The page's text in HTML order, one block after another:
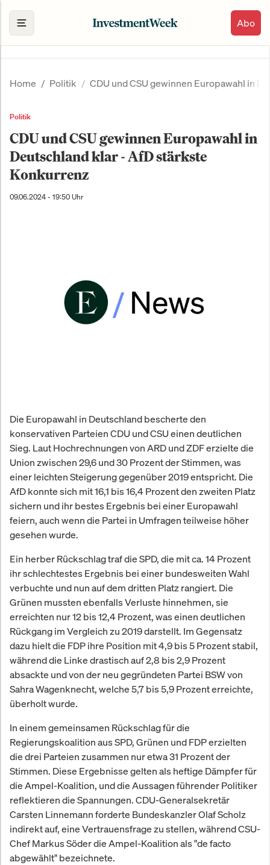
Abo
Home Politik CDU und CSU gewinnen Europawahl in
Politik
CDU und CSU gewinnen Europawahl in
Deutschland klar - AfD stärkste
Konkurrenz
09.06.2024 - 19:50 Uhr
Die Europawahl in Deutschland bescherte den
konservativen Parteien CDU und CSU einen deutlichen
Sieg. Laut Hochrechnungen von ARD und ZDF erzielte die
Union zwischen 29,6 und 30 Prozent der Stimmen, was
einer leichten Steigerung gegenüber 2019 entspricht. Die
AfD konnte sich mit 16,1 bis 16,4 Prozent den zweiten Platz
sichern und ihr bestes Ergebnis bei einer Europawahl
feiern, auch wenn die Partei in Umfragen teilweise höher
gesehen wurde.
Ein herber Rückschlag traf die SPD, die mit ca. 14 Prozent
ihr schlechtestes Ergebnis bei einer bundesweiten Wahl
verbuchte und nun auf dem dritten Platz rangiert. Die
Grünen mussten ebenfalls Verluste hinnehmen, sie
erreichten nur 12 bis 12,4 Prozent, was einen deutlichen
Rückgang im Vergleich zu 2019 darstellt. Im Gegensatz
dazu hielt die FDP ihre Position mit 4,9 bis 5 Prozent stabil,
während die Linke drastisch auf 2,8 bis 2,9 Prozent
absackte und von der neu gegründeten Partei BSW von
Sahra Wagenknecht, welche 5,7 bis 5,9 Prozent erreichte,
überholt wurde.
In einem gemeinsamen Rückschlag für die
Regierungskoalition aus SPD, Grünen und FDP erzielten
die drei Parteien zusammen nur etwa 31 Prozent der
Stimmen. Diese Ergebnisse gelten als heftige Dämpfer für
die Ampel-Koalition, und die Aussagen führender Politiker
reflektieren die Spannungen. CDU-Generalsekretär
Carsten Linnemann forderte Bundeskanzler Olaf Scholz
indirekt auf, eine Vertrauensfrage zu stellen, während CSU-
Chef Markus Söder die Ampel-Koalition als "de facto
abgewählt" bezeichnete.